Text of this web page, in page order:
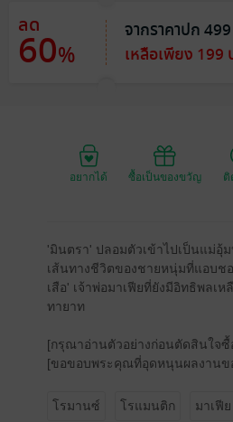
ลด
60%
จากราคาปก
เหลือเพียง 199
อยากได้ ซื้อเป็นของขวัญ ติ
'มินตรา' ปลอมตัวเข้าไปเป็นแม่อุ้ม
เส้นทางชีวิตของชายหนุ่มที่แอบช
เสือ' เจ้าพ่อมาเฟียที่ยังมีอิทธิพลเ
ทายาท
[กรุณาอ่านตัวอย่างก่อนตัดสินใจซื้
[ขอขอบพระคุณที่อุดหนุนผลงานข
โรมานซ์ โรแมนติก มาเฟีย